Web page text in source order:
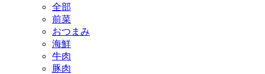
全部
前菜
おつまみ
海鮮
牛肉
豚肉